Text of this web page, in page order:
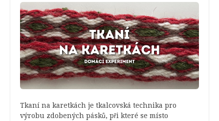
Tkaní na karetkách je tkalcovská technika pro
výrobu zdobených pásků, při které se místo